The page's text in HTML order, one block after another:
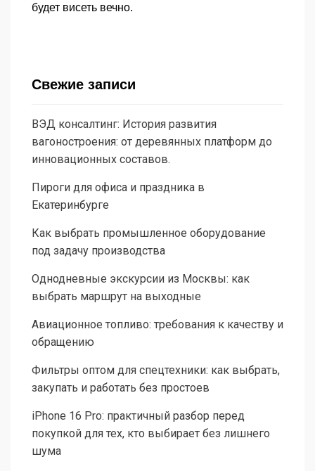
будет висеть вечно.
Свежие записи
ВЭД консалтинг: История развития
вагоностроения: от деревянных платформ до
инновационных составов.
Пироги для офиса и праздника в
Екатеринбурге
Как выбрать промышленное оборудование
под задачу производства
Однодневные экскурсии из Москвы: как
выбрать маршрут на выходные
Авиационное топливо: требования к качеству и
обращению
Фильтры оптом для спецтехники: как выбрать,
закупать и работать без простоев
iPhone 16 Pro: практичный разбор перед
покупкой для тех, кто выбирает без лишнего
шума